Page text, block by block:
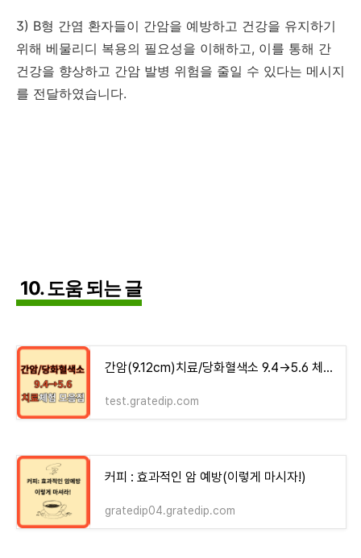
3) B형 간염 환자들이 간암을 예방하고 건강을 유지하기
위해 베물리디 복용의 필요성을 이해하고, 이를 통해 간
건강을 향상하고 간암 발병 위험을 줄일 수 있다는 메시지
를 전달하였습니다.
10. 도움 되는 글
간암(9.12cm)치료/당화혈색소 9.4→5.6 체험기 모음집 - money-health
test.gratedip.com
커피 : 효과적인 암 예방(이렇게 마시자!)
gratedip04.gratedip.com